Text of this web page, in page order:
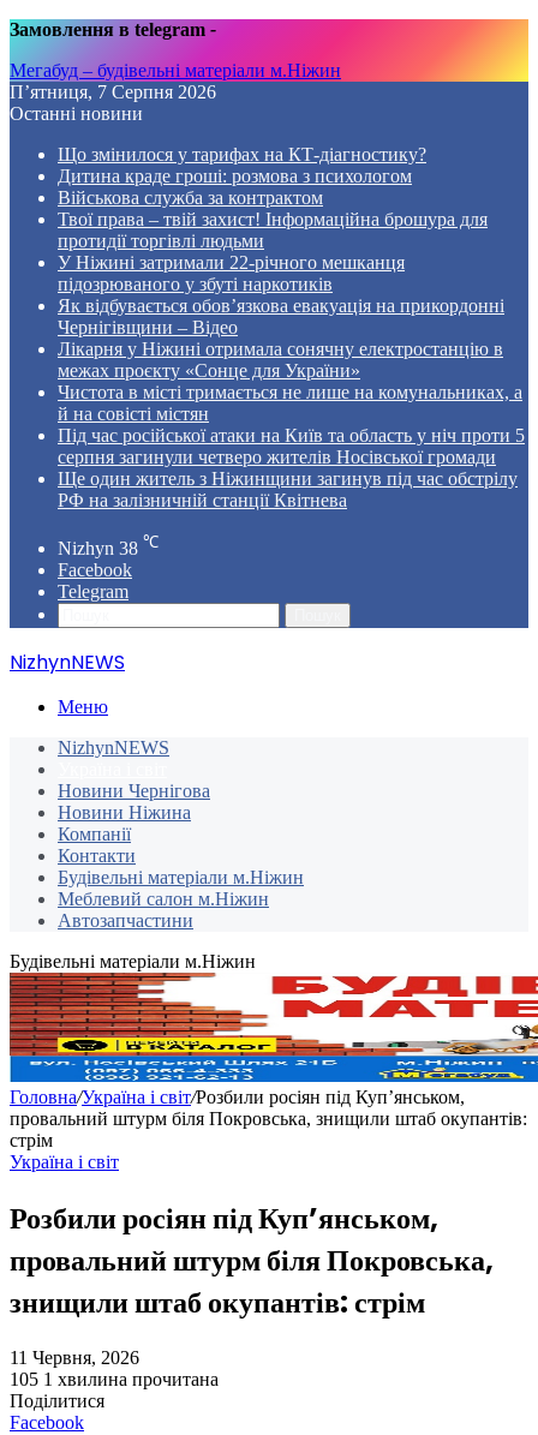
Замовлення в telegram -
Мегабуд – будівельні матеріали м.Ніжин
П’ятниця, 7 Серпня 2026
Останні новини
Що змінилося у тарифах на КТ-діагностику?
Дитина краде гроші: розмова з психологом
Військова служба за контрактом
Твої права – твій захист! Інформаційна брошура для
протидії торгівлі людьми
У Ніжині затримали 22-річного мешканця
підозрюваного у збуті наркотиків
Як відбувається обов’язкова евакуація на прикордонні
Чернігівщини – Відео
Лікарня у Ніжині отримала сонячну електростанцію в
межах проєкту «Сонце для України»
Чистота в місті тримається не лише на комунальниках, а
й на совісті містян
Під час російської атаки на Київ та область у ніч проти 5
серпня загинули четверо жителів Носівської громади
Ще один житель з Ніжинщини загинув під час обстрілу
РФ на залізничній станції Квітнева
Nizhyn 38 ℃
Facebook
Telegram
NizhynNEWS
Меню
NizhynNEWS
Новини Чернігова
Новини Ніжина
Компанії
Контакти
Будівельні матеріали м.Ніжин
Меблевий салон м.Ніжин
Автозапчастини
Будівельні матеріали м.Ніжин
Головна/Україна і світ/Розбили росіян під Куп’янськом,
провальний штурм біля Покровська, знищили штаб окупантів:
стрім
Україна і світ
Розбили росіян під Куп’янськом,
провальний штурм біля Покровська,
знищили штаб окупантів: стрім
11 Червня, 2026
105 1 хвилина прочитана
Поділитися
Facebook